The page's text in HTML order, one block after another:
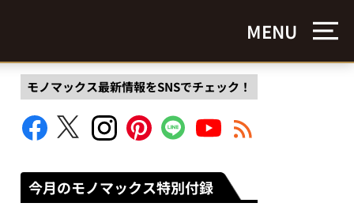
MENU
モノマックス最新情報をSNSでチェック！
今月のモノマックス特別付録